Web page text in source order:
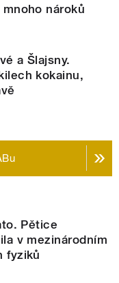
nároků
a Šlajsny.
kokainu,
Pětice
v mezinárodním
fyziků